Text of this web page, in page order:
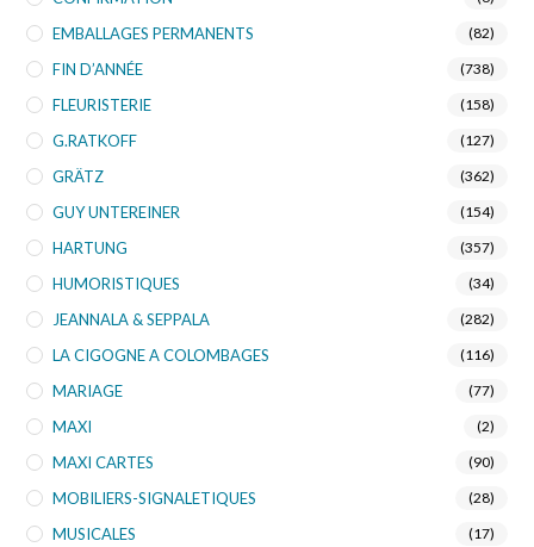
EMBALLAGES PERMANENTS (82)
FIN D’ANNÉE (738)
FLEURISTERIE (158)
G.RATKOFF (127)
GRÄTZ (362)
GUY UNTEREINER (154)
HARTUNG (357)
HUMORISTIQUES (34)
JEANNALA & SEPPALA (282)
LA CIGOGNE A COLOMBAGES (116)
MARIAGE (77)
MAXI (2)
MAXI CARTES (90)
MOBILIERS-SIGNALETIQUES (28)
MUSICALES (17)